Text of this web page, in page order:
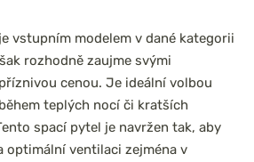
vstupním modelem v dané kategorii
rozhodně zaujme svými
cenou. Je ideální volbou
teplých nocí či kratších
spací pytel je navržen tak, aby
optimální ventilaci zejména v